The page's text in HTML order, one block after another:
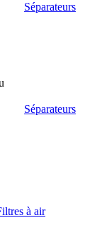
Séparateurs
Séparateurs
à air